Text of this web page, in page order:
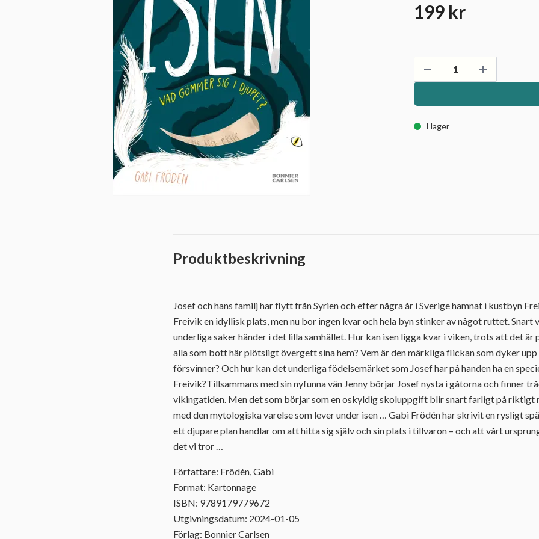
199 kr
I lager
Produktbeskrivning
Josef och hans familj har flytt från Syrien och efter några år i Sverige hamnat i kustbyn
Freivik en idyllisk plats, men nu bor ingen kvar och hela byn stinker av något ruttet. Snart
underliga saker händer i det lilla samhället. Hur kan isen ligga kvar i viken, trots att det är
alla som bott här plötsligt övergett sina hem? Vem är den märkliga flickan som dyker
försvinner? Och hur kan det underliga födelsemärket som Josef har på handen ha en
Freivik?Tillsammans med sin nyfunna vän Jenny börjar Josef nysta i gåtorna och finner
vikingatiden. Men det som börjar som en oskyldig skoluppgift blir snart farligt på riktigt
med den mytologiska varelse som lever under isen … Gabi Frödén har skrivit en rysligt
ett djupare plan handlar om att hitta sig själv och sin plats i tillvaron – och att vårt
det vi tror …
Författare: Frödén, Gabi
Format: Kartonnage
ISBN: 9789179779672
Utgivningsdatum: 2024-01-05
Förlag: Bonnier Carlsen